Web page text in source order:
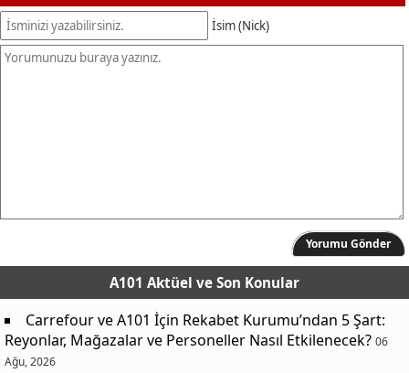
İsim (Nick)
Yorumu Gönder
A101 Aktüel ve Son Konular
Carrefour ve A101 İçin Rekabet Kurumu’ndan 5 Şart:
Reyonlar, Mağazalar ve Personeller Nasıl Etkilenecek? 06
Ağu, 2026